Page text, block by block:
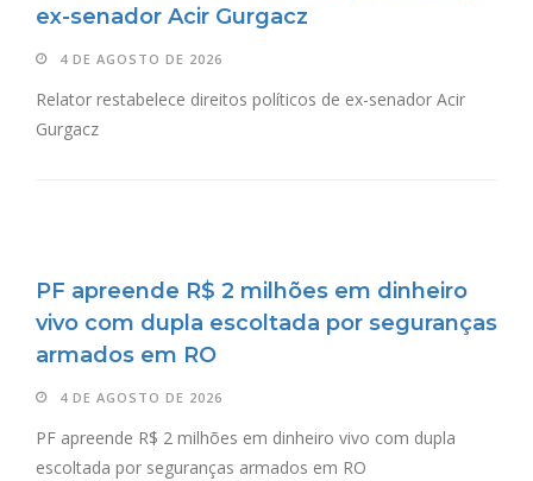
ex-senador Acir Gurgacz
4 DE AGOSTO DE 2026
Relator restabelece direitos políticos de ex-senador Acir
Gurgacz
PF apreende R$ 2 milhões em dinheiro
vivo com dupla escoltada por seguranças
armados em RO
4 DE AGOSTO DE 2026
PF apreende R$ 2 milhões em dinheiro vivo com dupla
escoltada por seguranças armados em RO